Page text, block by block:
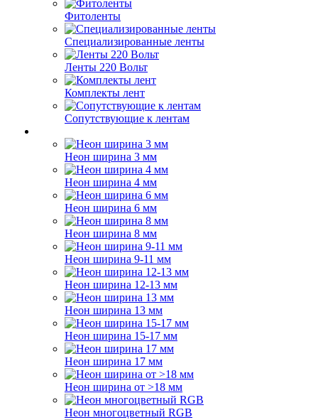
Фитоленты
Специализированные ленты
Ленты 220 Вольт
Комплекты лент
Сопутствующие к лентам
Неон ширина 3 мм
Неон ширина 4 мм
Неон ширина 6 мм
Неон ширина 8 мм
Неон ширина 9-11 мм
Неон ширина 12-13 мм
Неон ширина 13 мм
Неон ширина 15-17 мм
Неон ширина 17 мм
Неон ширина от >18 мм
Неон многоцветный RGB